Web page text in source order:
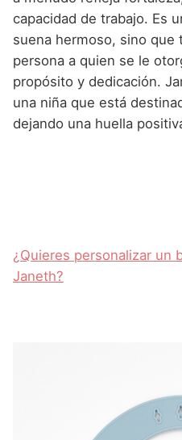
capacidad de trabajo. Es
suena hermoso, sino que
persona a quien se le
propósito y dedicación.
una niña que está
dejando una huella
¿Quieres personalizar un
Janeth?